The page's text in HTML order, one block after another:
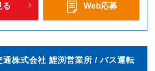
る Web応募
通株式会社 鯉渕営業所 / バス運転